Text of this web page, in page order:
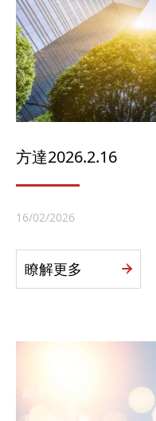
方達2026.2.16
16/02/2026
瞭解更多